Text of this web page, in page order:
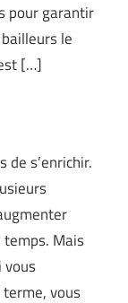
pour garantir
le
[…]
de s’enrichir.
Mais
vous
vous